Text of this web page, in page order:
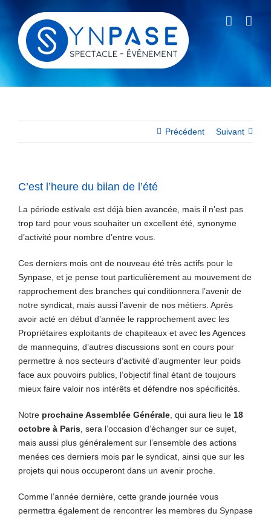
contenu
Précédent Suivant
C’est l’heure du bilan de l’été
La période estivale est déjà bien avancée, mais il n’est pas
trop tard pour vous souhaiter un excellent été, synonyme
d’activité pour nombre d’entre vous.
Ces derniers mois ont de nouveau été très actifs pour le
Synpase, et je pense tout particulièrement au mouvement de
rapprochement des branches qui conditionnera l’avenir de
notre syndicat, mais aussi l’avenir de nos métiers. Après
avoir acté en début d’année le rapprochement avec les
Propriétaires exploitants de chapiteaux et avec les Agences
de mannequins, d’autres discussions sont en cours pour
permettre à nos secteurs d’activité d’augmenter leur poids
face aux pouvoirs publics, l’objectif final étant de toujours
mieux faire valoir nos intérêts et défendre nos spécificités.
Notre prochaine Assemblée Générale , qui aura lieu le 18
octobre à Paris , sera l’occasion d’échanger sur ce sujet,
mais aussi plus généralement sur l’ensemble des actions
menées ces derniers mois par le syndicat, ainsi que sur les
projets qui nous occuperont dans un avenir proche.
Comme l’année dernière, cette grande journée vous
permettra également de rencontrer les membres du Synpase